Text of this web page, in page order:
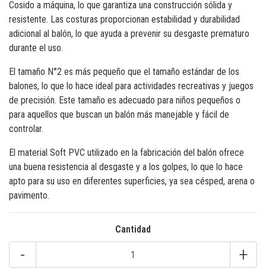
Cosido a máquina, lo que garantiza una construcción sólida y
resistente. Las costuras proporcionan estabilidad y durabilidad
adicional al balón, lo que ayuda a prevenir su desgaste prematuro
durante el uso.
El tamaño N°2 es más pequeño que el tamaño estándar de los
balones, lo que lo hace ideal para actividades recreativas y juegos
de precisión. Este tamaño es adecuado para niños pequeños o
para aquellos que buscan un balón más manejable y fácil de
controlar.
El material Soft PVC utilizado en la fabricación del balón ofrece
una buena resistencia al desgaste y a los golpes, lo que lo hace
apto para su uso en diferentes superficies, ya sea césped, arena o
pavimento.
Cantidad
+
-